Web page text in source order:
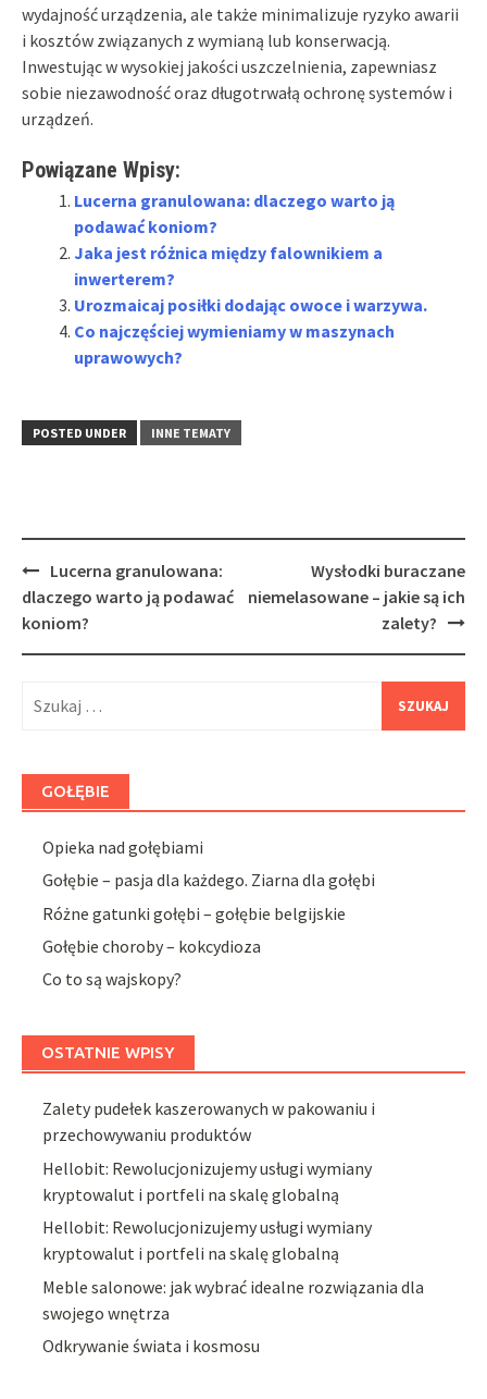
wydajność urządzenia, ale także minimalizuje ryzyko awarii
i kosztów związanych z wymianą lub konserwacją.
Inwestując w wysokiej jakości uszczelnienia, zapewniasz
sobie niezawodność oraz długotrwałą ochronę systemów i
urządzeń.
Powiązane Wpisy:
Lucerna granulowana: dlaczego warto ją
podawać koniom?
Jaka jest różnica między falownikiem a
inwerterem?
Urozmaicaj posiłki dodając owoce i warzywa.
Co najczęściej wymieniamy w maszynach
uprawowych?
POSTED UNDER INNE TEMATY
Post
navigation
Lucerna granulowana:
dlaczego warto ją podawać
koniom?
Wysłodki buraczane
niemelasowane – jakie są ich
zalety?
GOŁĘBIE
Opieka nad gołębiami
Gołębie – pasja dla każdego. Ziarna dla gołębi
Różne gatunki gołębi – gołębie belgijskie
Gołębie choroby – kokcydioza
Co to są wajskopy?
OSTATNIE WPISY
Zalety pudełek kaszerowanych w pakowaniu i
przechowywaniu produktów
Hellobit: Rewolucjonizujemy usługi wymiany
kryptowalut i portfeli na skalę globalną
Hellobit: Rewolucjonizujemy usługi wymiany
kryptowalut i portfeli na skalę globalną
Meble salonowe: jak wybrać idealne rozwiązania dla
swojego wnętrza
Odkrywanie świata i kosmosu